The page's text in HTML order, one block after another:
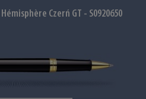
Czerń GT - S0920650